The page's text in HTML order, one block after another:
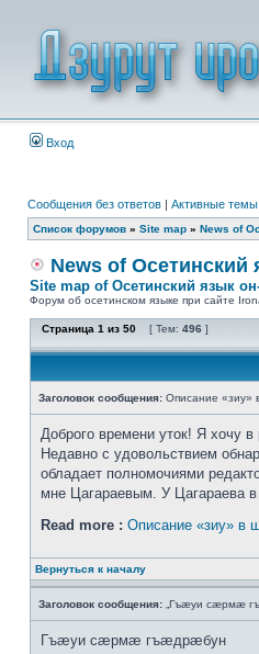
Вход
Сообщения без ответов | Активные темы
Список форумов » Site map » News of
News of Осетинский
Site map of Осетинский язык
Форум об осетинском языке при сайте
Страница 1 из 50 [ Тем: 496 ]
Заголовок сообщения: Описание «зиу»
Доброго времени уток! Я хочу
Недавно с удовольствием
обладает полномочиями
мне Цагараевым. У Цагараева
Read more : Описание «зиу» в
Вернуться к началу
Заголовок сообщения: „Гъæуи сæрмæ
Гъæуи сæрмæ гъæдрæбун